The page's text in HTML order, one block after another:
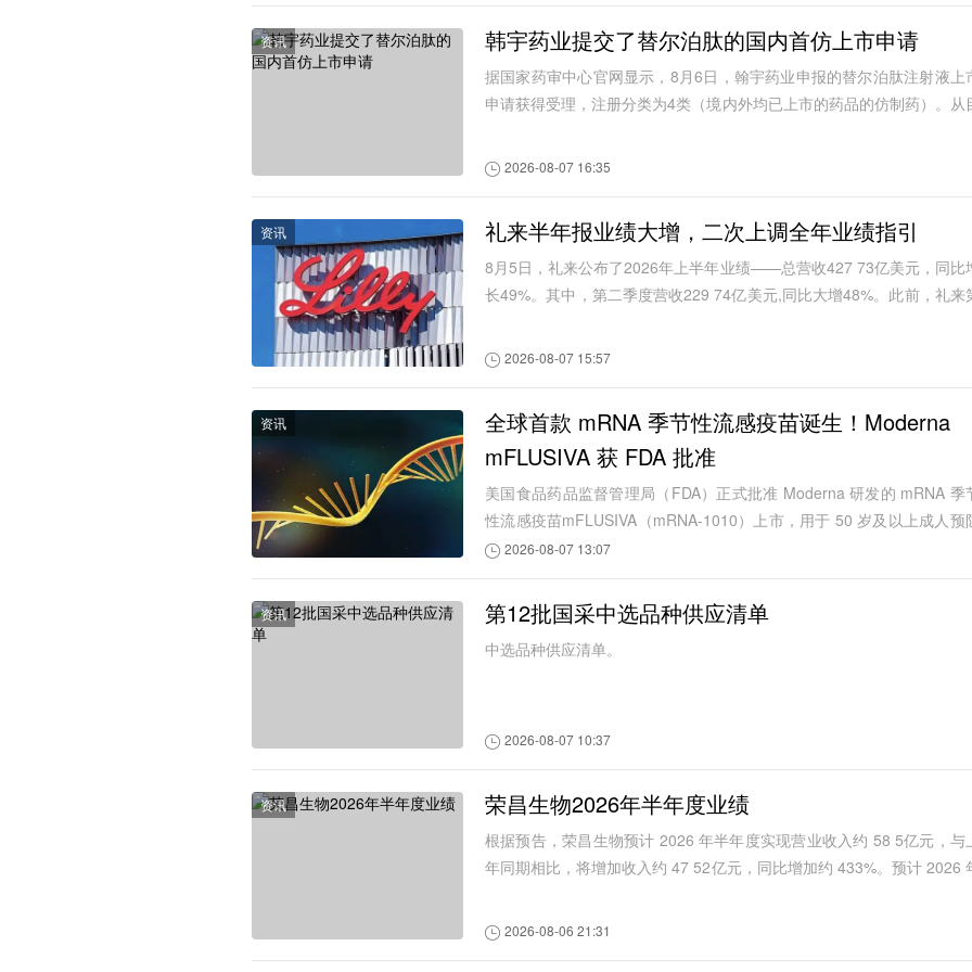
资讯 韩宇药业提交了替尔泊肽的国内首仿上市申请
据国家药审中心官网显示，8月6日，翰宇药业申报的替尔泊肽注射液上
申请获得受理，注册分类为4类（境内外均已上市的药品的仿制药）。从
2026-08-07 16:35
资讯 礼来半年报业绩大增，二次上调全年业绩指引
8月5日，礼来公布了2026年上半年业绩——总营收427 73亿美元，同比
长49%。其中，第二季度营收229 74亿美元,同比大增48%。此前，礼来
2026-08-07 15:57
资讯
全球首款 mRNA 季节性流感疫苗诞生！Moderna
mFLUSIVA 获 FDA 批准
美国食品药品监督管理局（FDA）正式批准 Moderna 研发的 mRNA 季
性流感疫苗mFLUSIVA（mRNA-1010）上市，用于 50 岁及以上成人预
季节性流感
2026-08-07 13:07
资讯 第12批国采中选品种供应清单
中选品种供应清单。
2026-08-07 10:37
资讯 荣昌生物2026年半年度业绩
根据预告，荣昌生物预计 2026 年半年度实现营业收入约 58 5亿元，与
年同期相比，将增加收入约 47 52亿元，同比增加约 433%。预计 2026
2026-08-06 21:31